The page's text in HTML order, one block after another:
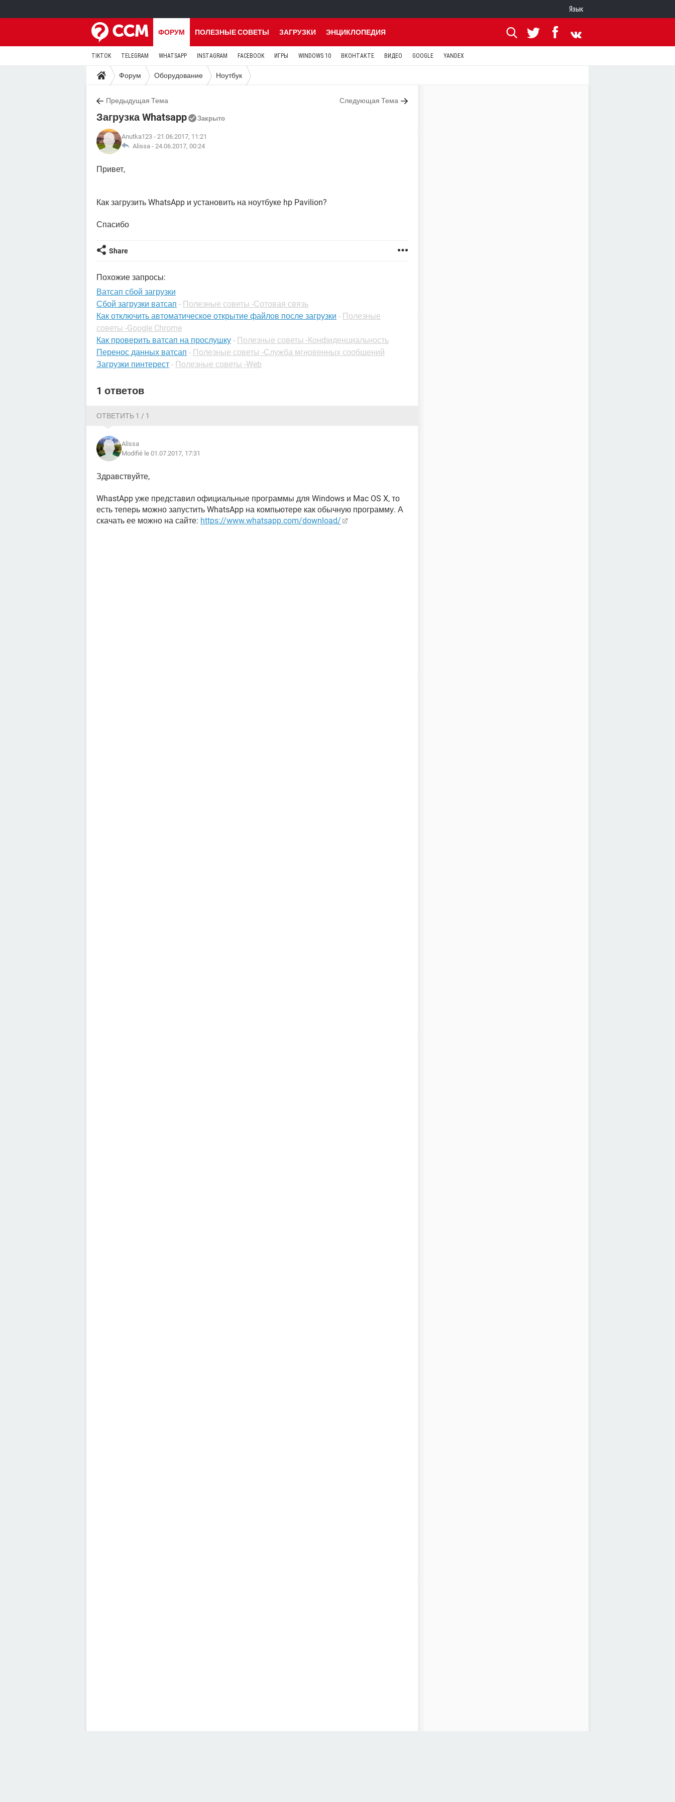
Язык
ФОРУМ ПОЛЕЗНЫЕ СОВЕТЫ ЗАГРУЗКИ ЭНЦИКЛОПЕДИЯ
TIKTOK TELEGRAM WHATSAPP INSTAGRAM FACEBOOK ИГРЫ WINDOWS 10 ВКОНТАКТЕ ВИДЕО GOOGLE YANDEX
Форум Оборудование Ноутбук
Предыдущая Тема Следующая Тема
Загрузка Whatsapp Закрыто
Anutka123 - 21.06.2017, 11:21
Alissa - 24.06.2017, 00:24
Привет,
Как загрузить WhatsApp и установить на ноутбуке hp Pavilion?
Спасибо
Share
Похожие запросы:
Ватсап сбой загрузки
Сбой загрузки ватсап - Полезные советы -Сотовая связь
Как отключить автоматическое открытие файлов после загрузки - Полезные
советы -Google Chrome
Как проверить ватсап на прослушку - Полезные советы -Конфиденциальность
Перенос данных ватсап - Полезные советы -Служба мгновенных сообщений
Загрузки пинтерест - Полезные советы -Web
1 ответов
ОТВЕТИТЬ 1 / 1
Alissa
Modifié le 01.07.2017, 17:31
Здравствуйте,
WhastApp уже представил официальные программы для Windows и Mac OS X, то
есть теперь можно запустить WhatsApp на компьютере как обычную программу. А
скачать ее можно на сайте: https://www.whatsapp.com/download/